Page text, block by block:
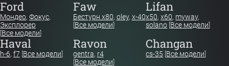
Ford
Мондео, Фокус,
Эксплорер
[Все модели]
Faw
Бестурн х80, oley, x-40
[Все модели]
Lifan
x50,x60, myway,
solano [Все модели]
Haval
h-6, f7 [Все модели]
Ravon
gentra, r4
[Все модели]
Changan
cs-35 [Все модели]